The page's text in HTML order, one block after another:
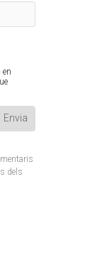
en
dels